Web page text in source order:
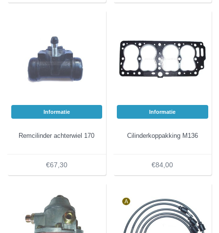
Informatie
Remcilinder achterwiel 170
€67,30
Informatie
Cilinderkoppakking M136
€84,00